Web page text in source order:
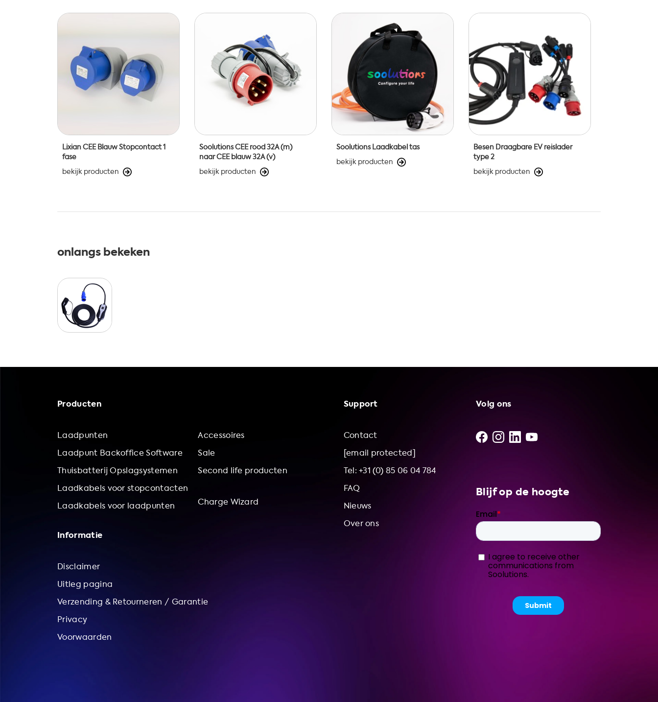
Lixian CEE Blauw Stopcontact 1
fase
bekijk producten
Soolutions CEE rood 32A (m)
naar CEE blauw 32A (v)
bekijk producten
Soolutions Laadkabel tas
bekijk producten
Besen Draagbare EV reislader
type 2
bekijk producten
onlangs bekeken
Producten
Laadpunten
Laadpunt Backoffice Software
Thuisbatterij Opslagsystemen
Laadkabels voor stopcontacten
Laadkabels voor laadpunten
Accessoires
Sale
Second life producten
Charge Wizard
Support
Contact
[email protected]
Tel: +31 (0) 85 06 04 784
FAQ
Nieuws
Over ons
Informatie
Disclaimer
Uitleg pagina
Verzending & Retourneren / Garantie
Privacy
Voorwaarden
Volg ons
Blijf op de hoogte